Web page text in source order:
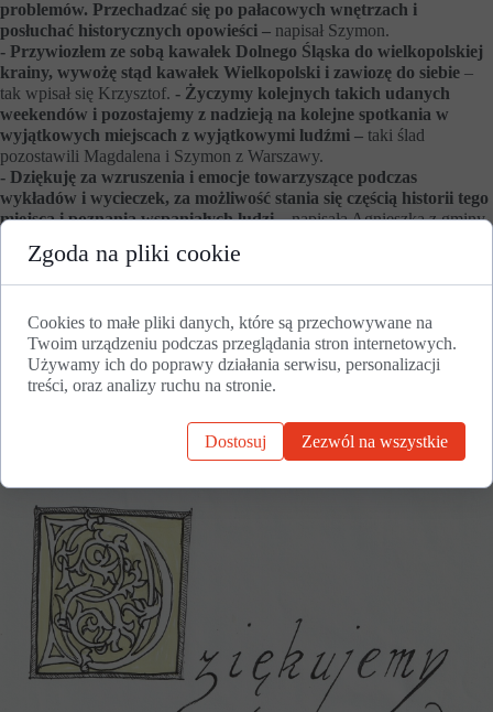
problemów. Przechadzać się po pałacowych wnętrzach i
posłuchać historycznych opowieści – napisał Szymon.
- Przywiozłem ze sobą kawałek Dolnego Śląska do wielkopolskiej
krainy, wywożę stąd kawałek Wielkopolski i zawiozę do siebie –
tak wpisał się Krzysztof. - Życzymy kolejnych takich udanych
weekendów i pozostajemy z nadzieją na kolejne spotkania w
wyjątkowych miejscach z wyjątkowymi ludźmi – taki ślad
pozostawili Magdalena i Szymon z Warszawy.
- Dziękuję za wzruszenia i emocje towarzyszące podczas
wykładów i wycieczek, za możliwość stania się częścią historii tego
miejsca i poznania wspaniałych ludzi– napisała Agnieszka z gminy
historii będące inspiracją dla naszych dalszych podróży – wpisały się
Jolanta i Joanna z Warszawy.- Magiczne miejsce oraz tajemnicze
wpisu Sylwii z Gniezna.
Najbardziej jednak zaskoczyła wszystkich Renata, która przyjechała
do pałacu z siostrą Honoratą, ponieważ w „Złotej Księdze” swoje
Zgoda na pliki cookie
Cookies to małe pliki danych, które są przechowywane na
Twoim urządzeniu podczas przeglądania stron internetowych.
Używamy ich do poprawy działania serwisu, personalizacji
treści, oraz analizy ruchu na stronie.
Dostosuj Zezwól na wszystkie